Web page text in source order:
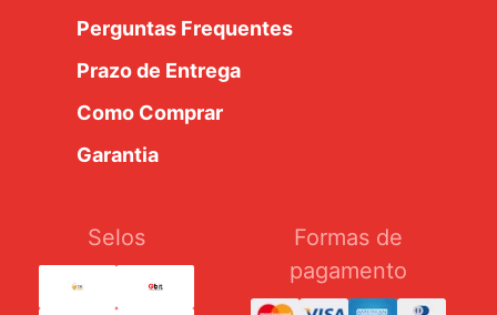
Perguntas Frequentes
Prazo de Entrega
Como Comprar
Garantia
Selos
Formas de
pagamento